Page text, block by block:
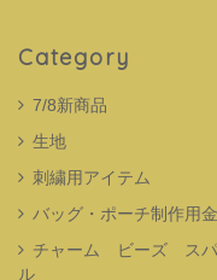
Category
7/8新商品
生地
刺繍用アイテム
バッグ・ポーチ制作用
チャーム ビーズ スパ
ル